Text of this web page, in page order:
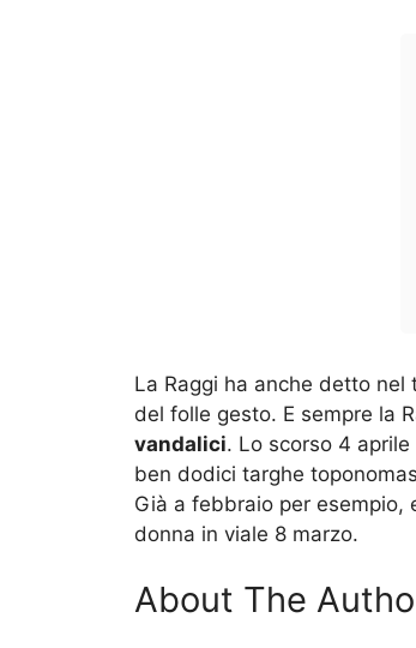
La Raggi ha anche detto
del folle gesto. E sempre la
vandalici. Lo scorso 4
ben dodici targhe
Già a febbraio per esempio,
donna in viale 8 marzo.
About The